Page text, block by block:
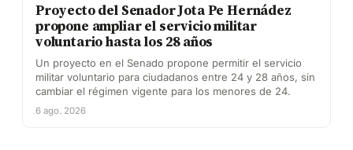
Proyecto del Senador Jota Pe Hernádez
propone ampliar el servicio militar
voluntario hasta los 28 años
Un proyecto en el Senado propone permitir el servicio
militar voluntario para ciudadanos entre 24 y 28 años, sin
cambiar el régimen vigente para los menores de 24.
6 ago. 2026